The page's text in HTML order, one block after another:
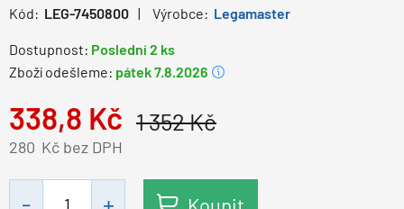
Kód: LEG-7450800 Výrobce: Legamaster
Dostupnost: Poslední 2 ks
Zboží odešleme: pátek 7.8.2026
1 352Kč
338,8 Kč
Kč bez DPH
280
Koupit